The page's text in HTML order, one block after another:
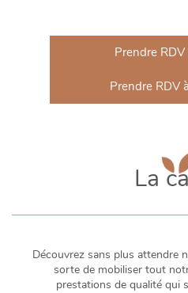
Prendre
Prendre RDV
La
Découvrez sans plus attendre
sorte de mobiliser tout
prestations de qualité qui